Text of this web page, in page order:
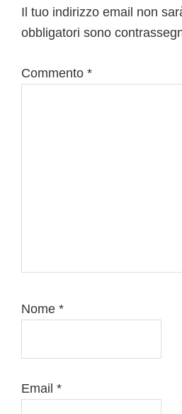
del
lettore
Il tuo indirizzo email non
obbligatori sono
Commento *
Nome *
Email *